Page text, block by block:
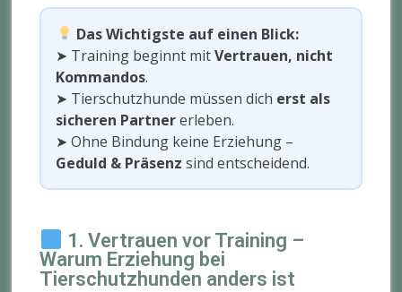
Das Wichtigste auf einen Blick:
➤ Training beginnt mitVertrauen, nicht
Kommandos.
➤ Tierschutzhunde müssen dich erst als
sicheren Partnererleben.
➤ Ohne Bindung keine Erziehung –
Geduld & Präsenz sind entscheidend.
1. Vertrauen vor Training –
Warum Erziehung bei
Tierschutzhunden anders ist